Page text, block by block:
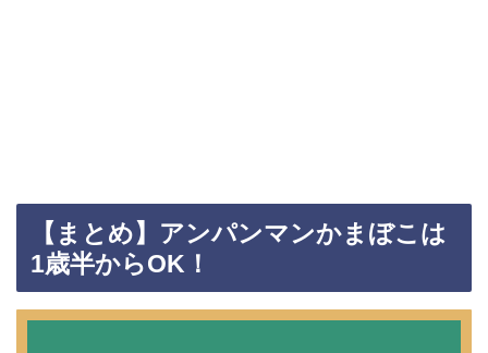
【まとめ】アンパンマンかまぼこは
1歳半からOK！